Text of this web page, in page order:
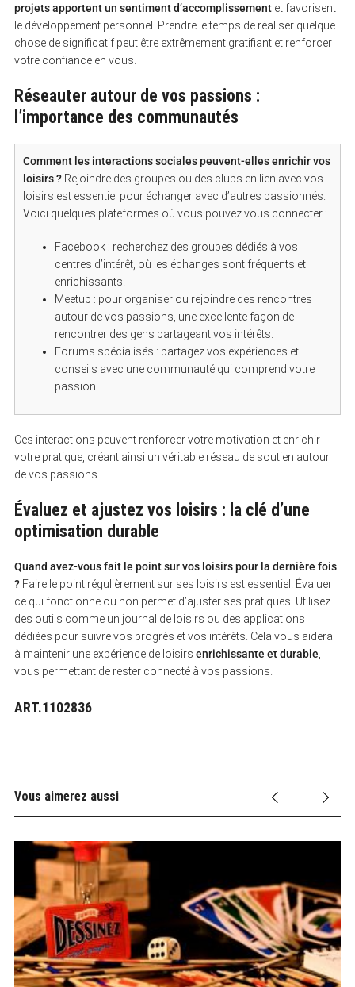
projets apportent un sentiment d’accomplissementet favorisent
le développement personnel. Prendre le temps de réaliser quelque
chose de significatif peut être extrêmement gratifiant et renforcer
votre confiance en vous.
Réseauter autour de vos passions :
l’importance des communautés
Comment les interactions sociales peuvent-elles enrichir vos
loisirs ?Rejoindre des groupes ou des clubs en lien avec vos
loisirs est essentiel pour échanger avec d’autres passionnés.
Voici quelques plateformes où vous pouvez vous connecter :
Facebook : recherchez des groupes dédiés à vos
centres d’intérêt, où les échanges sont fréquents et
enrichissants.
Meetup : pour organiser ou rejoindre des rencontres
autour de vos passions, une excellente façon de
rencontrer des gens partageant vos intérêts.
Forums spécialisés : partagez vos expériences et
conseils avec une communauté qui comprend votre
passion.
Ces interactions peuvent renforcer votre motivation et enrichir
votre pratique, créant ainsi un véritable réseau de soutien autour
de vos passions.
Évaluez et ajustez vos loisirs : la clé d’une
optimisation durable
Quand avez-vous fait le point sur vos loisirs pour la dernière fois
?Faire le point régulièrement sur ses loisirs est essentiel. Évaluer
ce qui fonctionne ou non permet d’ajuster ses pratiques. Utilisez
des outils comme un journal de loisirs ou des applications
dédiées pour suivre vos progrès et vos intérêts. Cela vous aidera
à maintenir une expérience de loisirs enrichissante et durable
vous permettant de rester connecté à vos passions.
ART.1102836
Vous aimerez aussi